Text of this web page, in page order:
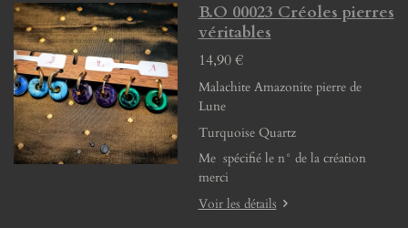
B.O 00023 Créoles pierres
véritables
14,90 €
Malachite Amazonite pierre de
Lune
Turquoise Quartz
Me spécifié le n° de la création
merci
Voir les détails